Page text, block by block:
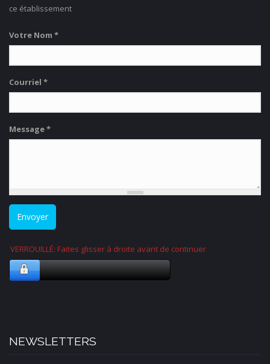
ce établissement
Votre Nom *
Courriel *
Message*
Envoyer
VERROUILLÉ: Faites glisser à droite avant de continuer
NEWSLETTERS